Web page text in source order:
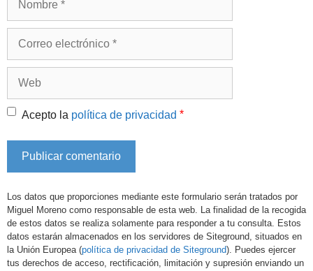
Acepto la política de privacidad *
Los datos que proporciones mediante este formulario serán tratados por
Miguel Moreno como responsable de esta web. La finalidad de la recogida
de estos datos se realiza solamente para responder a tu consulta. Estos
datos estarán almacenados en los servidores de Siteground, situados en
la Unión Europea (política de privacidad de Siteground). Puedes ejercer
tus derechos de acceso, rectificación, limitación y supresión enviando un